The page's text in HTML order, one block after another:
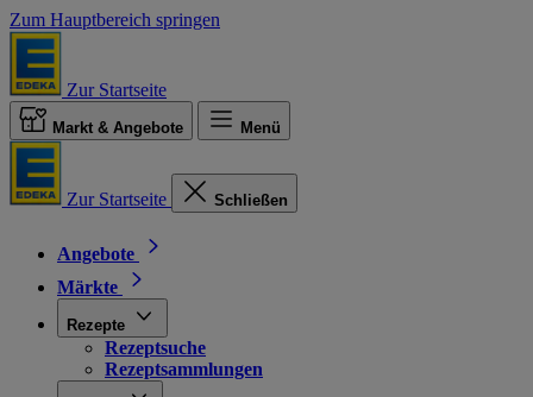
Zum Hauptbereich springen
Zur Startseite
Markt & Angebote Menü
Zur Startseite Schließen
Angebote
Märkte
Rezepte
Rezeptsuche
Rezeptsammlungen